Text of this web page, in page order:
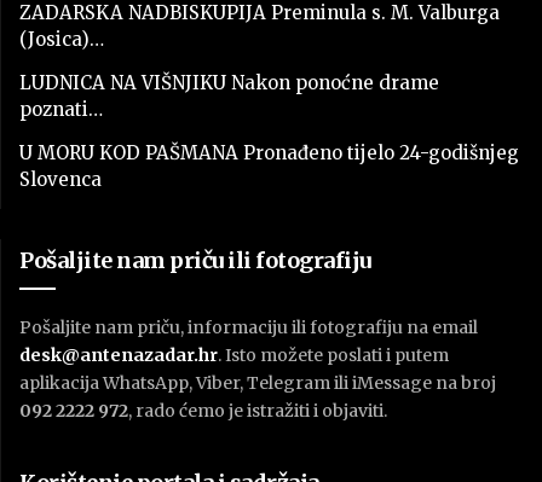
ZADARSKA NADBISKUPIJA Preminula s. M. Valburga
(Josica)…
LUDNICA NA VIŠNJIKU Nakon ponoćne drame
poznati…
U MORU KOD PAŠMANA Pronađeno tijelo 24-godišnjeg
Slovenca
Pošaljite nam priču ili fotografiju
Pošaljite nam priču, informaciju ili fotografiju na email
desk@antenazadar.hr. Isto možete poslati i putem
aplikacija WhatsApp, Viber, Telegram ili iMessage na broj
092 2222 972, rado ćemo je istražiti i objaviti.